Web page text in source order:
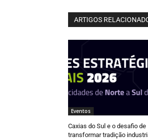
ARTIGOS
Eventos
Caxias do Sul e o desafio de
transformar tradição